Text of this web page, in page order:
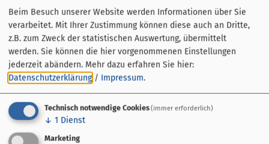
befindet sich heute im Museum Stadt Miltenberg. Für
Besucher ist die Synagoge, die um 1877 von der jüdischen
Gemeinde an eine Brauerei verkauft worden war, derzeit
leider nicht zugänglich.
Tipp:Eine hochwertige Sammlung an Judaica finden Sie
im Museum Stadt Miltenberg
Beim Besuch unserer Website werden Informationen über Sie
verarbeitet. Mit Ihrer Zustimmung können diese auch an Dritte,
z.B. zum Zweck der statistischen Auswertung, übermittelt
werden. Sie können die hier vorgenommenen Einstellungen
jederzeit abändern. Mehr dazu erfahren Sie hier:
Datenschutzerklärung / Impressum.
Technisch notwendige Cookies(immer erforderlich)
↓ 1 Dienst
Marketing